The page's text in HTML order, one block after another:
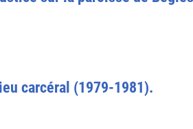
carcéral (1979-1981).